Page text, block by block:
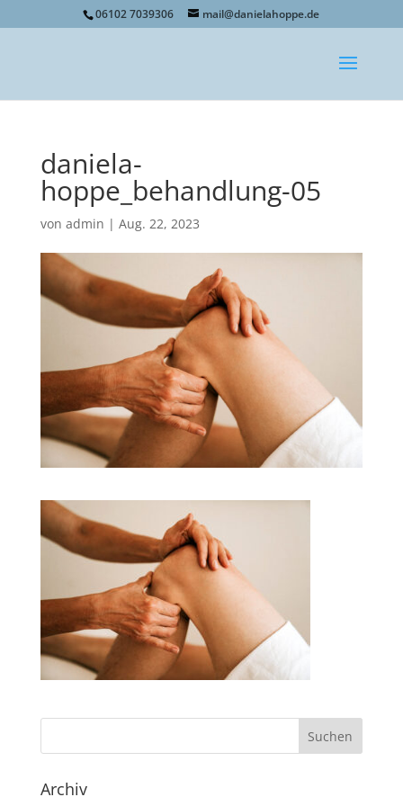
06102 7039306 mail@danielahoppe.de
daniela-
hoppe_behandlung-05
von admin | Aug. 22, 2023
Archiv